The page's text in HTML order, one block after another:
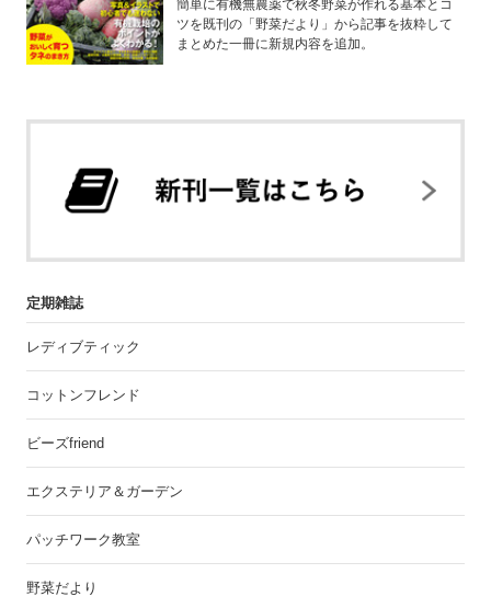
簡単に有機無農薬で秋冬野菜が作れる基本とコ
ツを既刊の「野菜だより」から記事を抜粋して
まとめた一冊に新規内容を追加。
定期雑誌
レディブティック
コットンフレンド
ビーズfriend
エクステリア＆ガーデン
パッチワーク教室
野菜だより